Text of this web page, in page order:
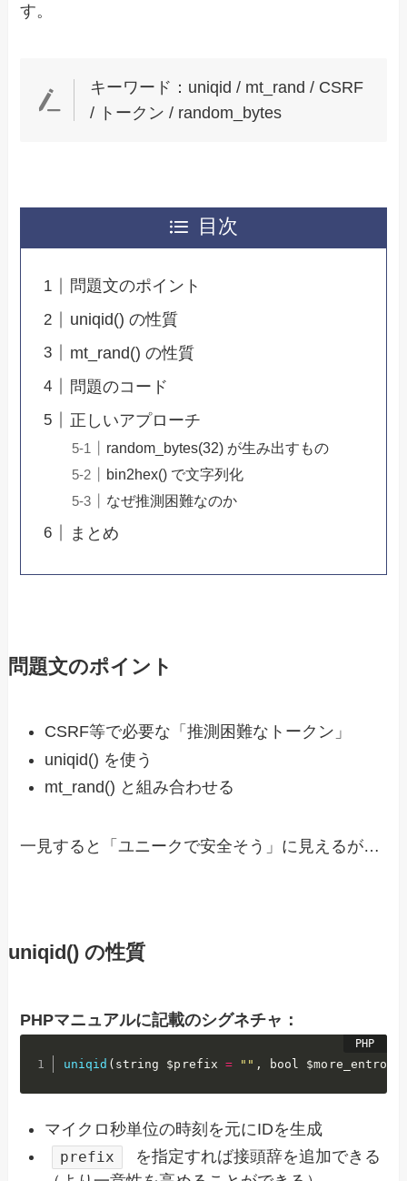
す。
キーワード：uniqid / mt_rand / CSRF
/ トークン / random_bytes
目次
問題文のポイント
uniqid() の性質
mt_rand() の性質
問題のコード
正しいアプローチ
random_bytes(32) が生み出すもの
bin2hex() で文字列化
なぜ推測困難なのか
まとめ
問題文のポイント
CSRF等で必要な「推測困難なトークン」
uniqid() を使う
mt_rand() と組み合わせる
一見すると「ユニークで安全そう」に見えるが…
uniqid() の性質
PHPマニュアルに記載のシグネチャ：
uniqid ( string $prefix = "" , bool $more_entropy
マイクロ秒単位の時刻を元にIDを生成
prefix
を指定すれば接頭辞を追加できる